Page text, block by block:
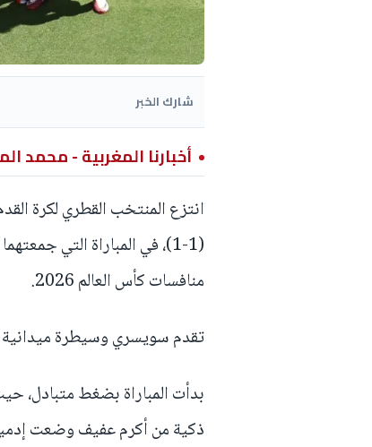
شارك الخبر
أخبارنا المغربية - محمد
انتزع المنتخب القطري لكرة
(1-1)، في المباراة التي
منافسات كأس العالم 2026.
تقدم سويسري وسيطرة ميدانية
بدأت المباراة بضغط متبادل،
ذكية من أكرم عفيف وضعت